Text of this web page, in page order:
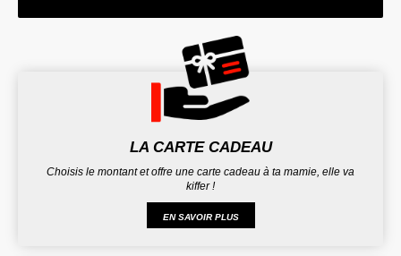
LA CARTE CADEAU
Choisis le montant et offre une carte cadeau à ta mamie, elle va
kiffer !
EN SAVOIR PLUS